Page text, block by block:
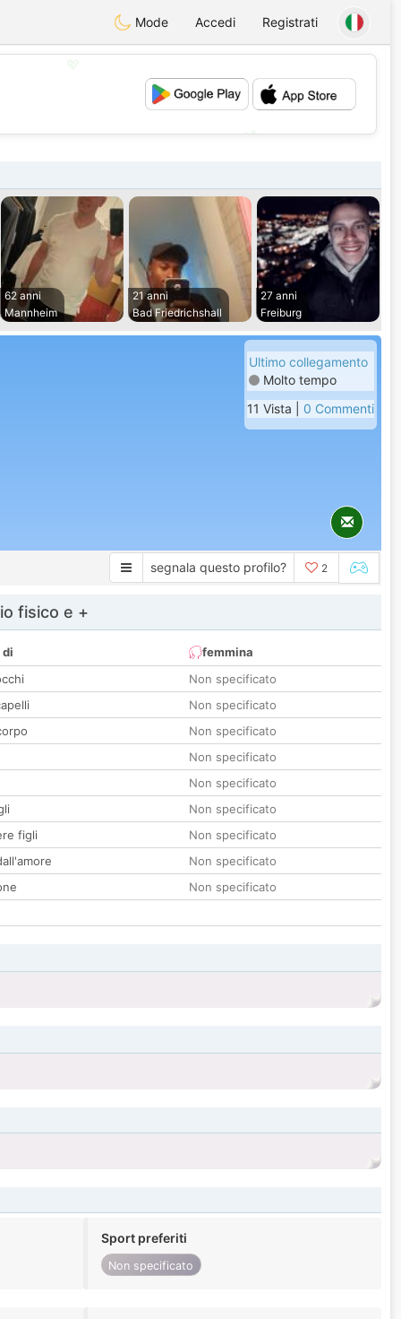
Mode Accedi Registrati
62 anni
Mannheim
21 anni
Bad Friedrichshall
27 anni
Freiburg
Ultimo collegamento
Molto tempo
11 Vista | 0 Commenti
segnala questo profilo? 2
fisico e +
di
femmina
Non specificato
Non specificato
Non specificato
Non specificato
Non specificato
Non specificato
figli
Non specificato
Non specificato
Non specificato
Sport preferiti
Non specificato